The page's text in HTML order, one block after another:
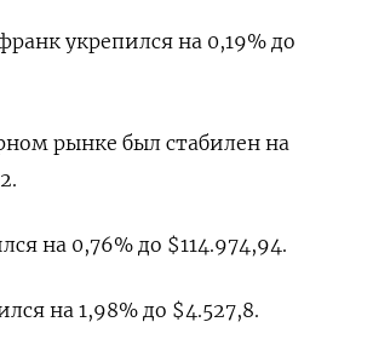
укрепился на 0,19% до
рынке был стабилен на
на 0,76% до $114.974,94.
на 1,98% до $4.527,8.